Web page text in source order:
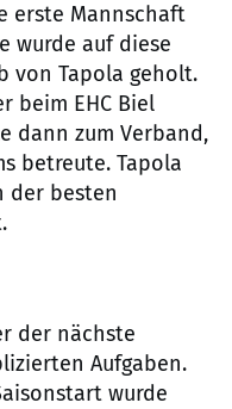
erste Mannschaft
wurde auf diese
von Tapola geholt.
beim EHC Biel
dann zum Verband,
betreute. Tapola
der besten
der nächste
Aufgaben.
wurde